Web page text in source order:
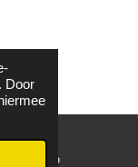
Door
WhatsApp